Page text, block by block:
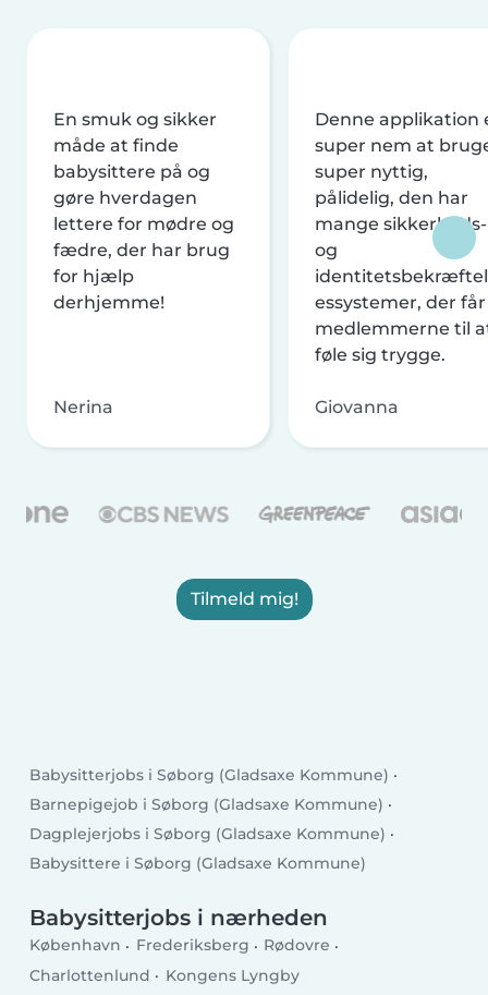
En smuk og sikker
måde at finde
babysittere på og
gøre hverdagen
lettere for mødre og
fædre, der har brug
for hjælp
derhjemme!
Nerina
Denne applikation
super nem at
super nyttig,
pålidelig, den har
mange sikkerheds-
og
essystemer, der får
medlemmerne til
føle sig trygge.
Giovanna
Tilmeld mig!
Babysitterjobs i Søborg (Gladsaxe Kommune)
Barnepigejob i Søborg (Gladsaxe Kommune)
Dagplejerjobs i Søborg (Gladsaxe Kommune)
Babysittere i Søborg (Gladsaxe Kommune)
Babysitterjobs i nærheden
København Frederiksberg
Rødovre
Charlottenlund
Kongens Lyngby